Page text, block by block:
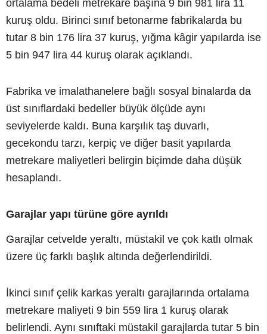
ortalama bedeli metrekare başına 9 bin 981 lira 11
kuruş oldu. Birinci sınıf betonarme fabrikalarda bu
tutar 8 bin 176 lira 37 kuruş, yığma kâgir yapılarda ise
5 bin 947 lira 44 kuruş olarak açıklandı.
Fabrika ve imalathanelere bağlı sosyal binalarda da
üst sınıflardaki bedeller büyük ölçüde aynı
seviyelerde kaldı. Buna karşılık taş duvarlı,
gecekondu tarzı, kerpiç ve diğer basit yapılarda
metrekare maliyetleri belirgin biçimde daha düşük
hesaplandı.
Garajlar yapı türüne göre ayrıldı
Garajlar cetvelde yeraltı, müstakil ve çok katlı olmak
üzere üç farklı başlık altında değerlendirildi.
İkinci sınıf çelik karkas yeraltı garajlarında ortalama
metrekare maliyeti 9 bin 559 lira 1 kuruş olarak
belirlendi. Aynı sınıftaki müstakil garajlarda tutar 5 bin